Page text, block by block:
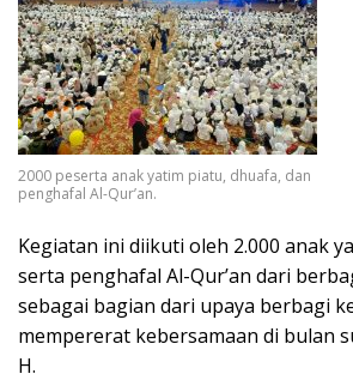
2000 peserta anak yatim piatu, dhuafa, dan
penghafal Al-Qur’an.
Kegiatan ini diikuti oleh 2.000 anak
serta penghafal Al-Qur’an dari
sebagai bagian dari upaya berbagi
mempererat kebersamaan di bulan
H.